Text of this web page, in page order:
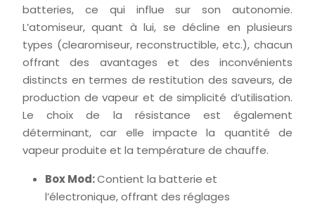
batteries, ce qui influe sur son autonomie.
L’atomiseur, quant à lui, se décline en plusieurs
types (clearomiseur, reconstructible, etc.), chacun
offrant des avantages et des inconvénients
distincts en termes de restitution des saveurs, de
production de vapeur et de simplicité d’utilisation.
Le choix de la résistance est également
déterminant, car elle impacte la quantité de
vapeur produite et la température de chauffe.
Box Mod:Contient la batterie et
l’électronique, offrant des réglages